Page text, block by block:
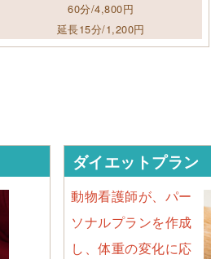
60分/4,800円
延長15分/1,200円
ダイエットプラン
動物看護師が、パー
ソナルプランを作成
し、体重の変化に応